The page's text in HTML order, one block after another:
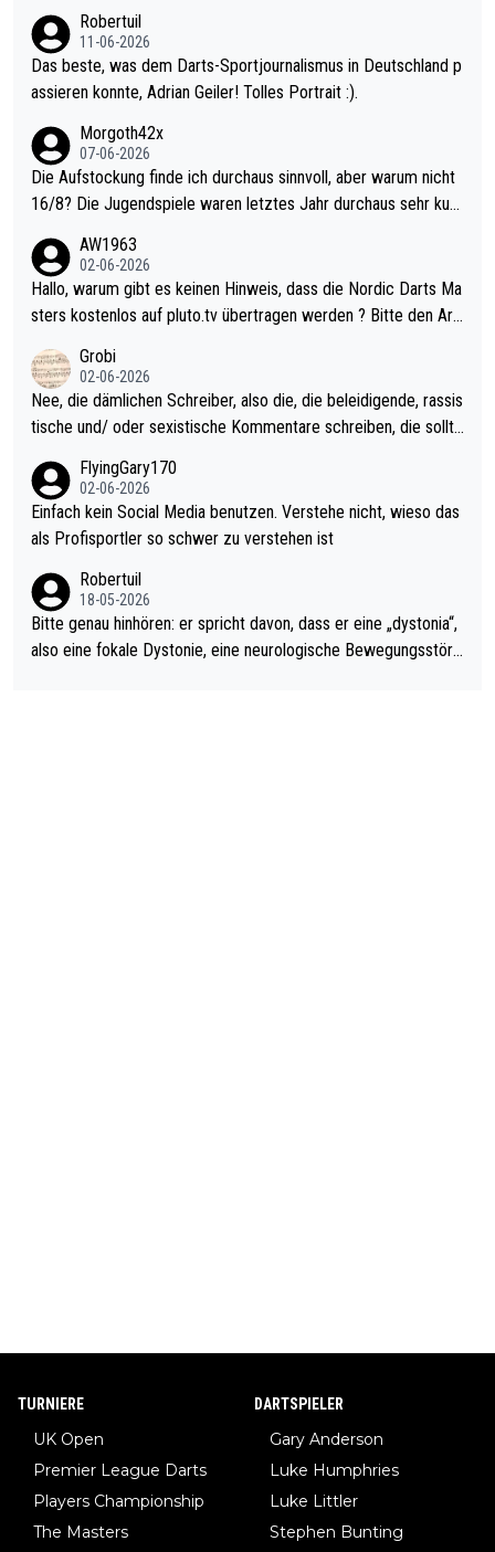
Robertuil
11-06-2026
Das beste, was dem Darts-Sportjournalismus in Deutschland p
assieren konnte, Adrian Geiler! Tolles Portrait :).
Morgoth42x
07-06-2026
Die Aufstockung finde ich durchaus sinnvoll, aber warum nicht
16/8? Die Jugendspiele waren letztes Jahr durchaus sehr kurz
Allerdings ist Mitchell Lawrie als Nummer 1 der Welt eh qualifi
ziert. Somit ändert die automatische Qualifikation des Weltmei
sters erstmal nichts. Ich denke sie wollen damit für nächstes J
ohl wenig WDF Turniere spielen. Dies war bei Archie Self letzt
es Jahr der Fall. Er musste als amtierender Weltmeister durch
den Qualifier und ich glaube kaum, dass Mitchel sich das (in Ve
el hat.
AW1963
02-06-2026
Hallo, warum gibt es keinen Hinweis, dass die Nordic Darts Ma
sters kostenlos auf pluto.tv übertragen werden ? Bitte den Arti
Grobi
02-06-2026
Nee, die dämlichen Schreiber, also die, die beleidigende, rassis
tische und/ oder sexistische Kommentare schreiben, die sollte
s Leben in den Griff kriegen. Nur eins wundert mich: Luke Little
r war doch neulich erst derjenige, der über Social Media GvV p
rovoziert hat. Und Littlers Mutter schießt öfters mal gegen Ric
FlyingGary170
02-06-2026
Einfach kein Social Media benutzen. Verstehe nicht, wieso das
als Profisportler so schwer zu verstehen ist
Robertuil
18-05-2026
Bitte genau hinhören: er spricht davon, dass er eine „dystonia“,
also eine fokale Dystonie, eine neurologische Bewegungsstöru
TURNIERE
UK Open
Premier League Darts
Players Championship
The Masters
DARTSPIELER
Gary Anderson
Luke Humphries
Luke Littler
Stephen Bunting